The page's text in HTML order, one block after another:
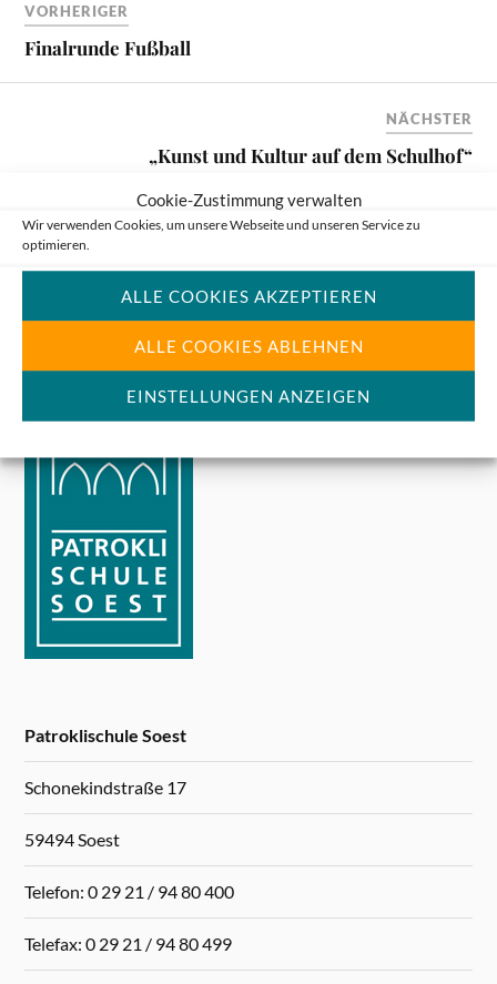
Cookie-Zustimmung verwalten
Wir verwenden Cookies, um unsere Webseite und unseren Service zu
optimieren.
ALLE COOKIES AKZEPTIEREN
ALLE COOKIES ABLEHNEN
EINSTELLUNGEN ANZEIGEN
VORHERIGER
Finalrunde Fußball
NÄCHSTER
„Kunst und Kultur auf dem Schulhof“
ANSCHRIFT
Patroklischule Soest
Schonekindstraße 17
59494 Soest
Telefon: 0 29 21 / 94 80 400
Telefax: 0 29 21 / 94 80 499